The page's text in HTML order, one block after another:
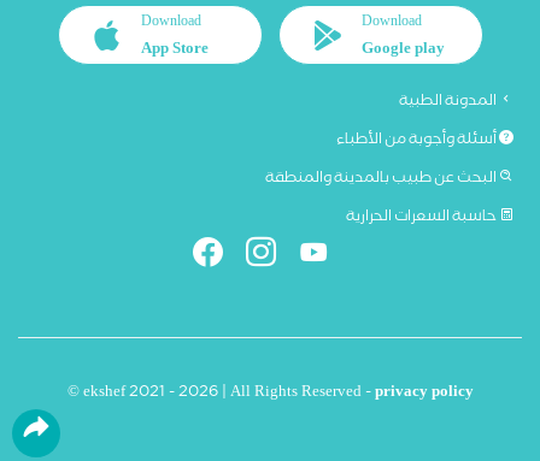
Download
Google play
Download
App Store
المدونة الطبية
أسئلة وأجوبة من الأطباء
البحث عن طبيب بالمدينة والمنطقة
حاسبة السعرات الحرارية
© ekshef 2021 - 2026 | All Rights Reserved -privacy policy